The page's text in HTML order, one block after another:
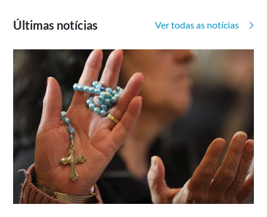
Últimas notícias Ver todas as notícias